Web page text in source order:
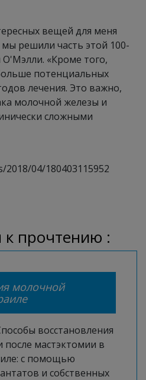
вещей для меня
решили часть этой 100-
О'Мэлли. «Кроме того,
потенциальных
лечения. Это важно,
молочной железы и
сложными
2018/04/180403115952
к прочтению :
молочной
восстановления
после мастэктомии в
с помощью
и собственных